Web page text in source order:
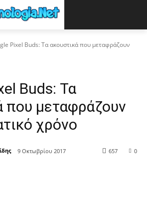
Pixel Buds: Τα ακουστικά που μεταφράζουν
Buds: Τα
που μεταφράζουν
χρόνο
9 Οκτωβρίου 2017 0
657